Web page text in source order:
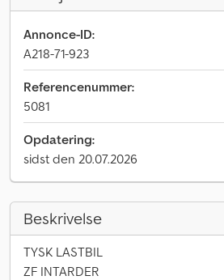
Annonce-ID:
A218-71-923
Referencenummer:
5081
Opdatering:
sidst den 20.07.2026
Beskrivelse
TYSK LASTBIL
ZF INTARDER